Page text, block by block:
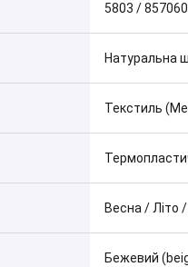
5803 /
Натуральна
Текстиль
Весна / Літо /
Бежевий